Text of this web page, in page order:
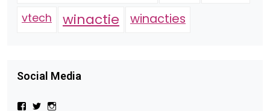
vtech winactie winacties
Social Media
BekijkBekijk